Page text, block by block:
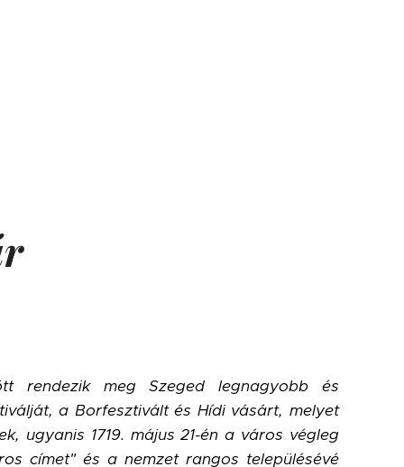
rendezik meg Szeged legnagyobb és
a Borfesztivált és Hídi vásárt, melyet
ugyanis 1719. május 21-én a város végleg
címet" és a nemzet rangos településévé